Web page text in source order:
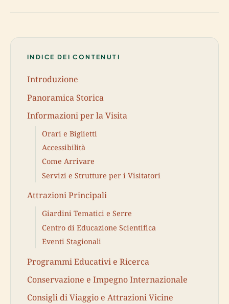
INDICE DEI CONTENUTI
Introduzione
Panoramica Storica
Informazioni per la Visita
Orari e Biglietti
Accessibilità
Come Arrivare
Servizi e Strutture per i Visitatori
Attrazioni Principali
Giardini Tematici e Serre
Centro di Educazione Scientifica
Eventi Stagionali
Programmi Educativi e Ricerca
Conservazione e Impegno Internazionale
Consigli di Viaggio e Attrazioni Vicine